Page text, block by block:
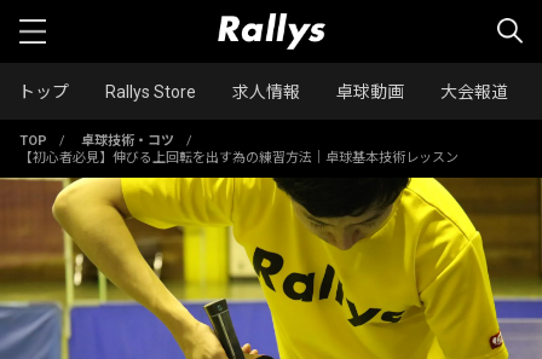
トップ Rallys Store 求人情報 卓球動画 大会報道
TOP / 卓球技術・コツ
/
【初心者必見】伸びる上回転を出す為の練習方法｜卓球基本技術レッスン